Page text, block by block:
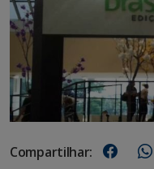
Compartilhar: